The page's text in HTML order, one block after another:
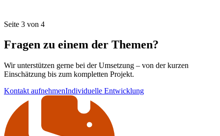
Seite 3 von 4
Fragen zu einem der Themen?
Wir unterstützen gerne bei der Umsetzung – von der kurzen
Einschätzung bis zum kompletten Projekt.
Kontakt aufnehmenIndividuelle Entwicklung